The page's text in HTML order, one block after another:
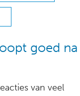
goed na
van veel